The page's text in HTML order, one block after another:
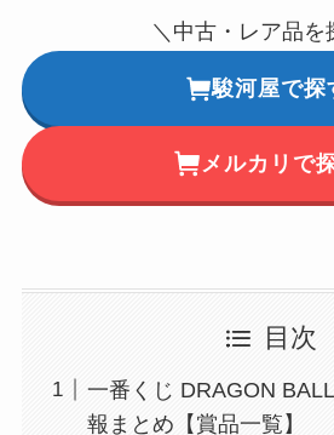
＼中古・レア品を
駿河屋で探
メルカリで
目次
一番くじ DRAGON
報まとめ【賞品一覧】